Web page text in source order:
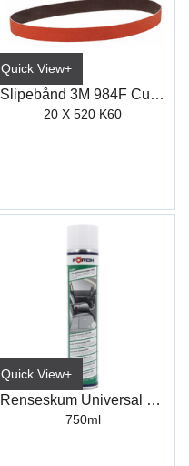
Quick View+
Slipebånd 3M 984F Cubitron II
20 X 520 K60
Quick View+
Renseskum Universal XXL
750ml